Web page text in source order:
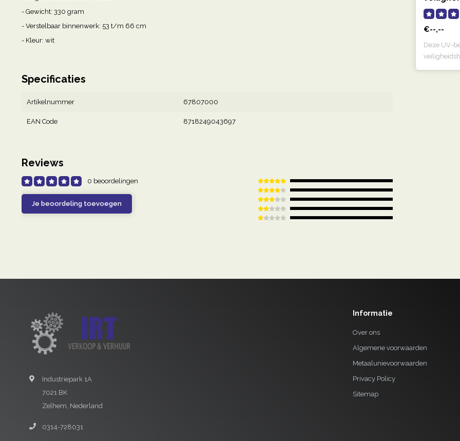
- Gewicht: 330 gram
- Verstelbaar binnenwerk: 53 t/m 66 cm
- Kleur: wit
Specificaties
Artikelnummer 67807000
EAN Code 8718249043697
Reviews
0 beoordelingen
Je beoordeling toevoegen
€--,--
Deze UV-
Industriepark 1A
7021 BK
Zelhem, Nederland
0314-728031
Informatie
Over ons
Algemene voorwaarden
Metaalunievoorwaarden
Privacy Policy
Sitemap